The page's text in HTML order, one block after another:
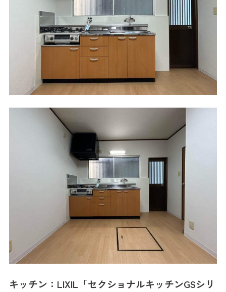
キッチン：LIXIL「セクショナルキッチンGSシリ